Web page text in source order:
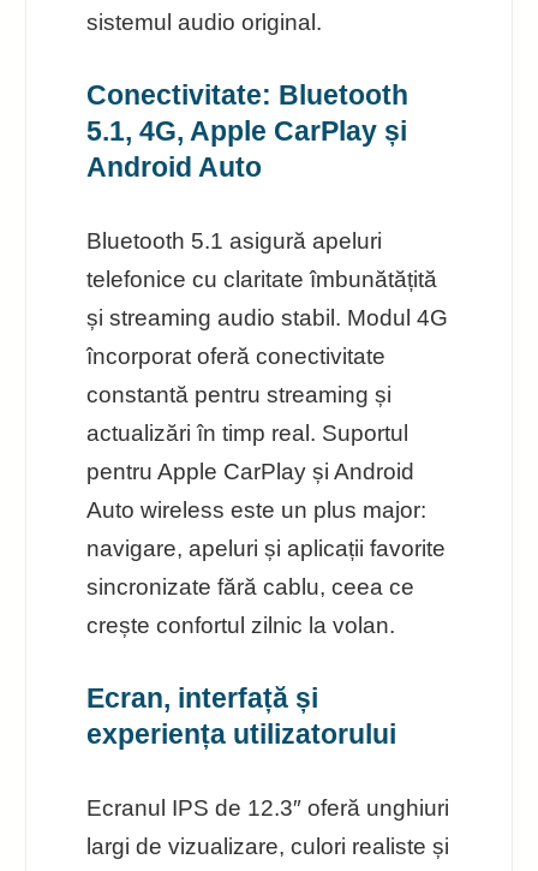
sistemul audio original.
Conectivitate: Bluetooth
5.1, 4G, Apple CarPlay și
Android Auto
Bluetooth 5.1 asigură apeluri
telefonice cu claritate îmbunătățită
și streaming audio stabil. Modul 4G
încorporat oferă conectivitate
constantă pentru streaming și
actualizări în timp real. Suportul
pentru Apple CarPlay și Android
Auto wireless este un plus major:
navigare, apeluri și aplicații favorite
sincronizate fără cablu, ceea ce
crește confortul zilnic la volan.
Ecran, interfață și
experiența utilizatorului
Ecranul IPS de 12.3″ oferă unghiuri
largi de vizualizare, culori realiste și